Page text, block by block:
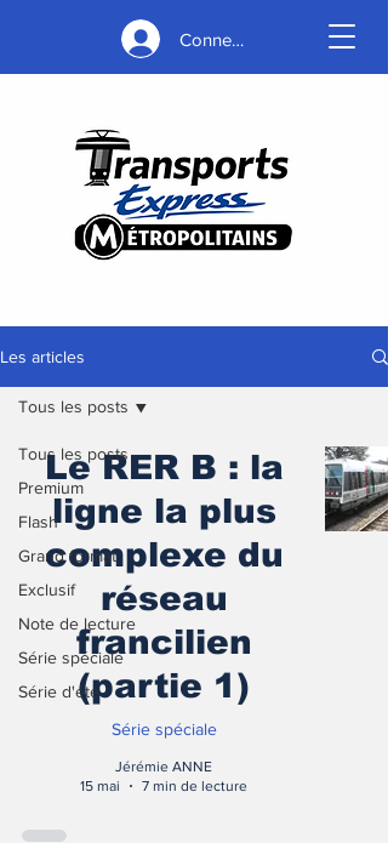
Connexion
Les articles
Tous les posts
Premium
Flash
Grand format
Exclusif
Note de lecture
Série spéciale
Série d'été
Tous les posts
Le RER B : la
ligne la plus
complexe du
réseau
francilien
(partie 1)
Série spéciale
Jérémie ANNE
15 mai
7 min de lecture